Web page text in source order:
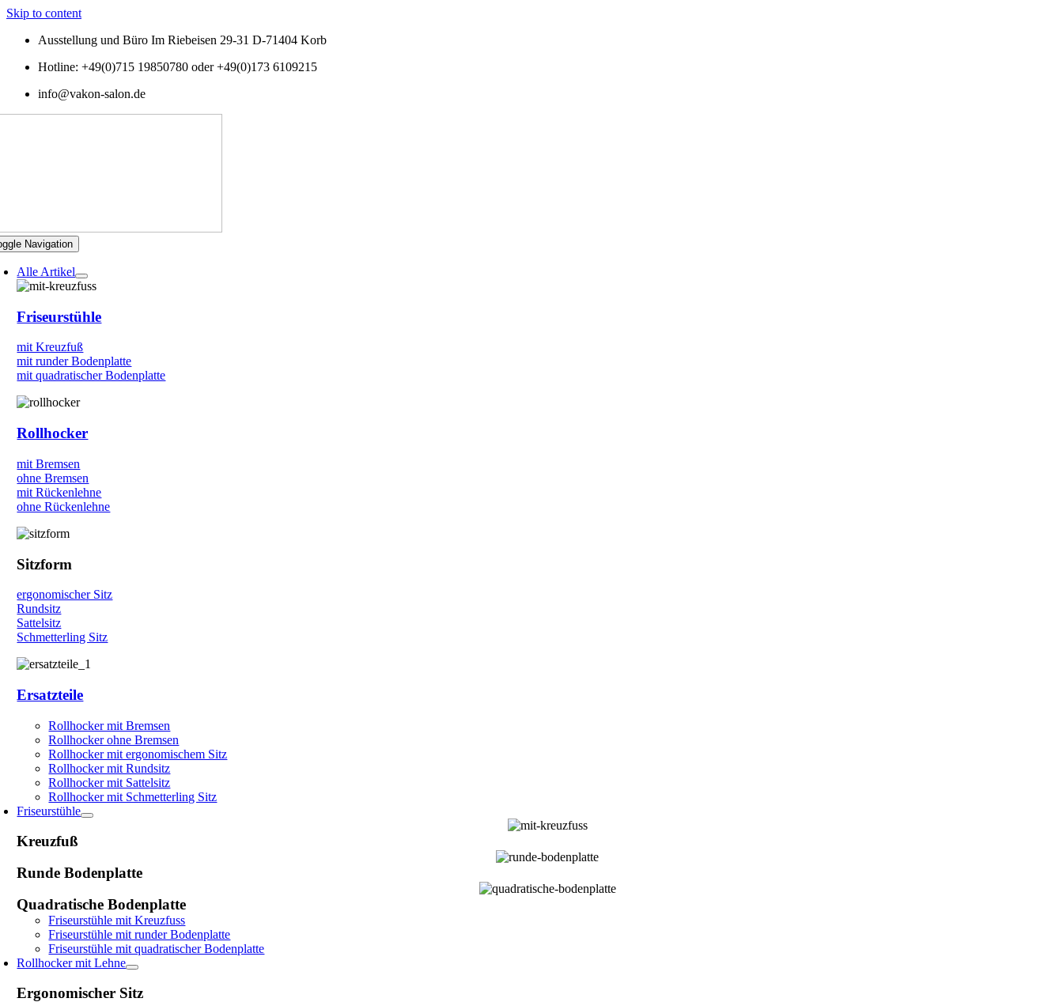
Skip to content
Ausstellung und Büro Im Riebeisen 29-31 D-71404 Korb
Hotline: +49(0)715 19850780 oder +49(0)173 6109215
info@vakon-salon.de
Navigation
Alle Artikel
Friseurstühle
mit Kreuzfuß
mit runder Bodenplatte
mit quadratischer Bodenplatte
Rollhocker
mit Bremsen
ohne Bremsen
mit Rückenlehne
ohne Rückenlehne
Sitzform
ergonomischer Sitz
Rundsitz
Sattelsitz
Schmetterling Sitz
Ersatzteile
Rollhocker mit Bremsen
Rollhocker ohne Bremsen
Rollhocker mit ergonomischem Sitz
Rollhocker mit Rundsitz
Rollhocker mit Sattelsitz
Rollhocker mit Schmetterling Sitz
Friseurstühle
Kreuzfuß
Runde Bodenplatte
Quadratische Bodenplatte
Friseurstühle mit Kreuzfuss
Friseurstühle mit runder Bodenplatte
Friseurstühle mit quadratischer Bodenplatte
Rollhocker mit Lehne
Ergonomischer Sitz